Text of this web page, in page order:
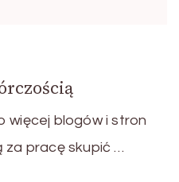
więcej blogów i stron
za pracę skupić …